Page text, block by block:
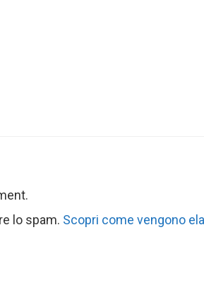
lo spam. Scopri come vengono